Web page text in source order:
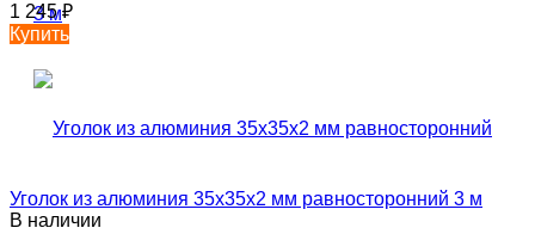
1 245₽
Купить
Уголок из алюминия 35х35х2 мм равносторонний 3 м
В наличии